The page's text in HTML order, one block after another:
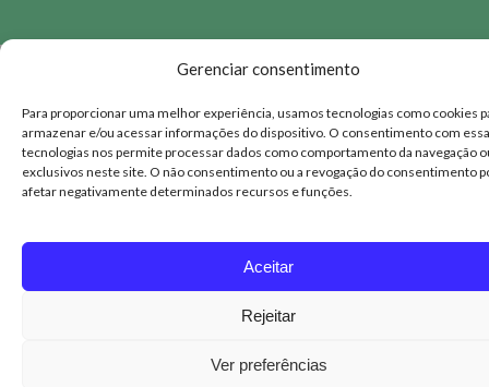
Gerenciar consentimento
Para proporcionar uma melhor experiência, usamos tecnologias como cookies
armazenar e/ou acessar informações do dispositivo. O consentimento com
tecnologias nos permite processar dados como comportamento da navegação
exclusivos neste site. O não consentimento ou a revogação do consentimento
afetar negativamente determinados recursos e funções.
Aceitar
Rejeitar
Ver preferências